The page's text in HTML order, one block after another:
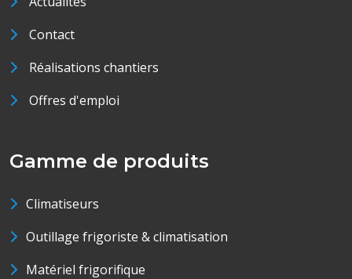
Contact
Réalisations chantiers
Offres d'emploi
Gamme de produits
Climatiseurs
Outillage frigoriste & climatisation
Matériel frigorifique